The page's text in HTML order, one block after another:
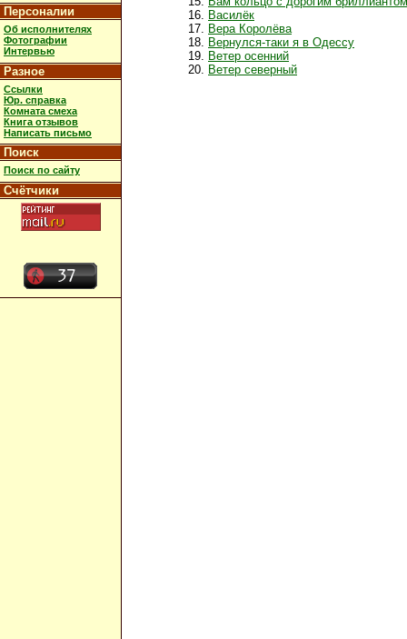
Персоналии
Об исполнителях
Фотографии
Интервью
Разное
Ссылки
Юр. справка
Комната смеха
Книга отзывов
Написать письмо
Поиск
Поиск по сайту
Счётчики
Василёк
Вера Королёва
Вернулся-таки я в Одессу
Ветер осенний
Ветер северный